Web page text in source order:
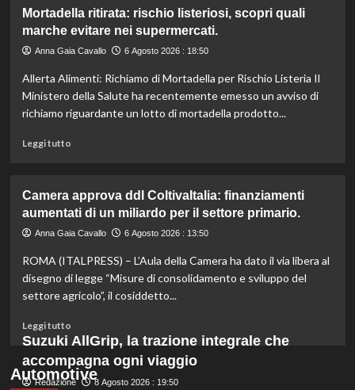
Il
cavallo:
una
indispensabile
per
l’agricoltura
Mortadella ritirata: rischio listeriosi, scopri quali
marche evitare nei supermercati.
Anna Gaia Cavallo 6 Agosto 2026 : 18:50
Allerta Alimenti: Richiamo di Mortadella per Rischio Listeria Il
Ministero della Salute ha recentemente emesso un avviso di
richiamo riguardante un lotto di mortadella prodotto...
Leggi tuttoLeggi
Mortadella
ritirata:
rischio
scopri
quali
marche
supermercati.
Camera approva ddl ColtivaItalia: finanziamenti
aumentati di un miliardo per il settore primario.
Anna Gaia Cavallo 6 Agosto 2026 : 13:50
ROMA (ITALPRESS) – L’Aula della Camera ha dato il via libera al
disegno di legge “Misure di consolidamento e sviluppo del
settore agricolo”, il cosiddetto...
Leggi tuttoLeggi
di
su
Camera
Automotive
Suzuki AllGrip, la trazione integrale che
accompagna ogni viaggio
Redazione 8 Agosto 2026 : 19:50